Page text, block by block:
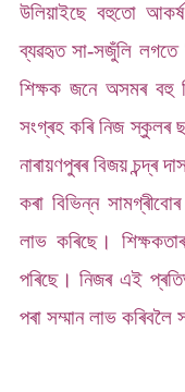
উলিয়াইছে বহুতো
ব্যৱহৃত সা-সজুঁলি
শিক্ষক জনে অসমৰ বহু
সংগ্ৰহ কৰি নিজ স্কুলৰ
নাৰায়ণপুৰৰ বিজয় চন্দ্ৰ
কৰা বিভিন্ন
লাভ কৰিছে।
পৰিছে। নিজৰ এই
পৰা সম্মান লাভ কৰিবলৈ